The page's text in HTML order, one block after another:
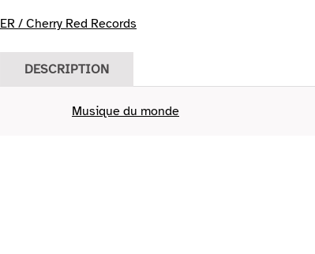
/ Cherry Red Records
DESCRIPTION
Musique du monde